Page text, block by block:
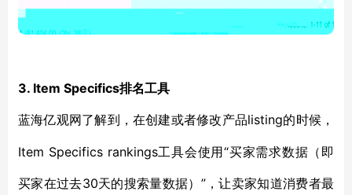
3. Item Specifics排名工具
蓝海亿观网了解到，在创建或者修改产品listing的时候，
Item Specifics rankings工具会使用“买家需求数据（即
买家在过去30天的搜索量数据）”，让卖家知道消费者最